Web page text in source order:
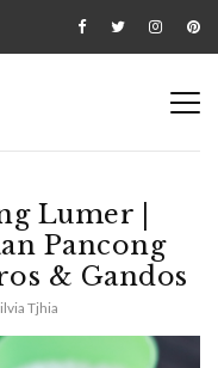
Lumer |
Pancong
& Gandos
Tjhia